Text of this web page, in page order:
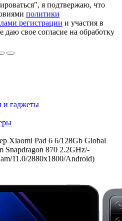
я подтвержаю, что
политики
регистрации и участия в
даю свое согласие на обработку
и гаджеты
Xiaomi Pad 6 6/­128Gb Global
Snapdragon 870 2.2GHz/­
­11.0/­2880x1800/­Android)